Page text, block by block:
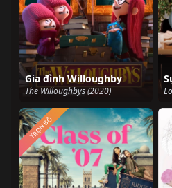
Gia đình Willoughby
The Willoughbys (2020)
TRỌN BỘ